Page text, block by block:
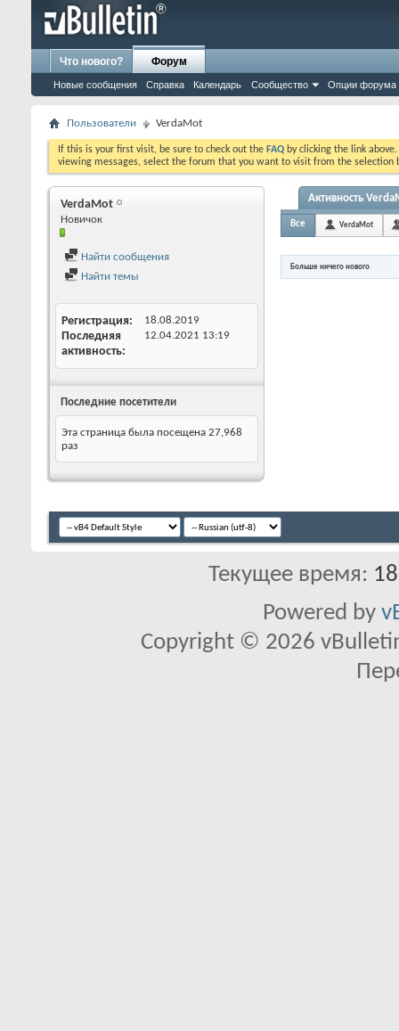
Что нового? Форум
Новые сообщения Справка Календарь Сообщество Опции форума
Пользователи VerdaMot
If this is your first visit, be sure to check out the FAQ by clicking the link
viewing messages, select the forum that you want to visit from the selection
VerdaMot
Новичок
Найти сообщения
Найти темы
Регистрация 18.08.2019
Последняя
активность
12.04.2021 13:19
Последние посетители
Эта страница была посещена 27,968
раз
Активность
Все VerdaMot
Больше ничего нового
Текущее время:
Powered by
Copyright © 2026